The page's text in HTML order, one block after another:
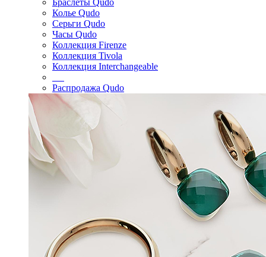
Колье Qudo
Серьги Qudo
Часы Qudo
Коллекция Firenze
Коллекция Tivola
Коллекция Interchangeable
Распродажа Qudo